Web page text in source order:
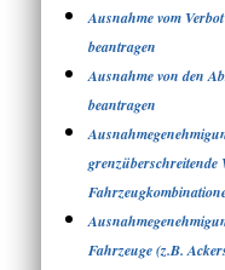
Ausnahme vom
beantragen
Ausnahme von den
beantragen
grenzüberschreitende
Fahrzeuge (z.B.